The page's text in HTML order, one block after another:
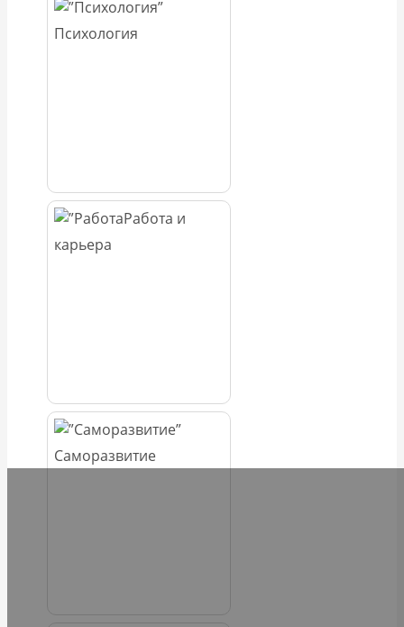
Психология
Работа и
карьера
Саморазвитие